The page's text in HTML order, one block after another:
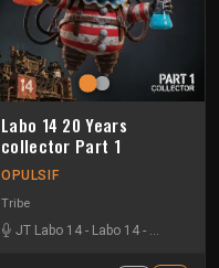
Labo 14 20 Years
collector Part 1
OPULSIF
Tribe
JT Labo 14 - Labo 14 - N3llø Labo